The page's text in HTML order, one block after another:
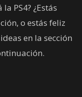
PS4? ¿Estás
o estás feliz
en la sección